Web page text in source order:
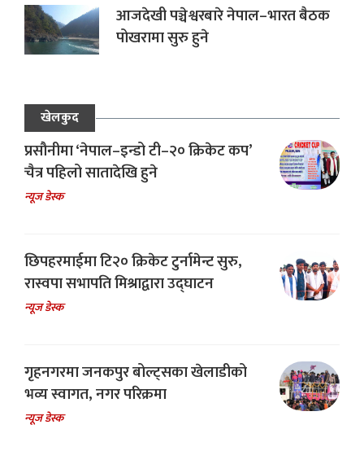
आजदेखी पञ्चेश्वरबारे नेपाल–भारत बैठक
पोखरामा सुरु हुने
खेलकुद
प्रसौनीमा ‘नेपाल–इन्डो टी–२० क्रिकेट कप’
चैत्र पहिलो सातादेखि हुने
न्यूज डेस्क
छिपहरमाईमा टि२० क्रिकेट टुर्नामेन्ट सुरु,
रास्वपा सभापति मिश्राद्वारा उद्घाटन
न्यूज डेस्क
गृहनगरमा जनकपुर बोल्ट्सका खेलाडीको
भव्य स्वागत, नगर परिक्रमा
न्यूज डेस्क